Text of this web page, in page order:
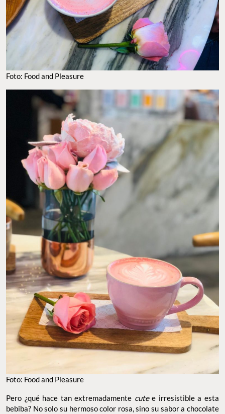
Foto: Food and Pleasure
Foto: Food and Pleasure
Pero ¿qué hace tan extremadamente cutee irresistible a esta
bebiba? No solo su hermoso color rosa, sino su sabor a chocolate